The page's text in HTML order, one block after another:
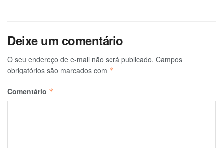
Deixe um comentário
O seu endereço de e-mail não será publicado. Campos
obrigatórios são marcados com *
Comentário *